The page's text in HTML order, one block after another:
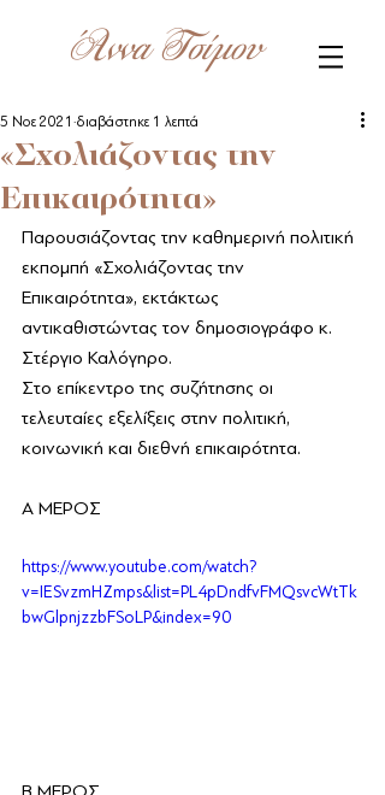
Άννα Τσίμου
«Σχολιάζοντας την
Επικαιρότητα»
5 Νοε 2021 διαβάστηκε 1 λεπτά
Παρουσιάζοντας την καθημερινή πολιτική
εκπομπή «Σχολιάζοντας την
Επικαιρότητα», εκτάκτως
αντικαθιστώντας τον δημοσιογράφο κ.
Στέργιο Καλόγηρο.
Στο επίκεντρο της συζήτησης οι
τελευταίες εξελίξεις στην πολιτική,
κοινωνική και διεθνή επικαιρότητα.
Α ΜΕΡΟΣ
https://www.youtube.com/watch?
v=IESvzmHZmps&list=PL4pDndfvFMQsvcWtTk
bwGlpnjzzbFSoLP&index=90